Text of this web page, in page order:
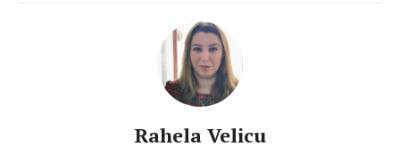
Politica de Confidențialitate
Rahela Velicu